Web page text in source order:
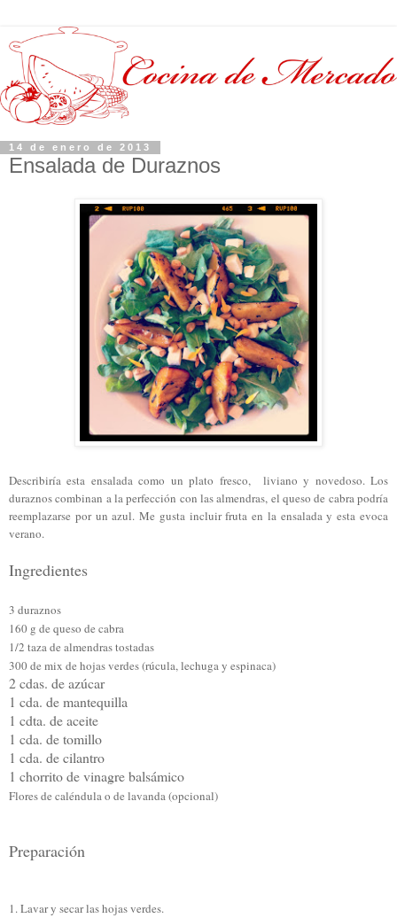
14 de enero de 2013
Ensalada de Duraznos
Describiría esta ensalada como un plato fresco, liviano y novedoso. Los
duraznos combinan a la perfección con las almendras, el queso de cabra podría
reemplazarse por un azul.Me gusta incluir fruta en la ensalada y esta evoca
verano.
Ingredientes
3 duraznos
160 g de queso de cabra
1/2 taza de almendras tostadas
300 de mix de hojas verdes (rúcula, lechugay espinaca)
2 cdas. de azúcar
1 cda. de mantequilla
1 cdta. de aceite
1 cda. de tomillo
1 cda. de cilantro
1 chorrito de vinagre balsámico
Flores de caléndula o de lavanda (opcional)
Preparación
1. Lavar y secar las hojas verdes.